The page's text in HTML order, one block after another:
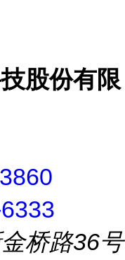
股份有限
桥路36号